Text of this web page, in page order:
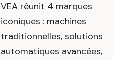
VEA réunit 4 marques
iconiques : machines
traditionnelles, solutions
automatiques avancées,